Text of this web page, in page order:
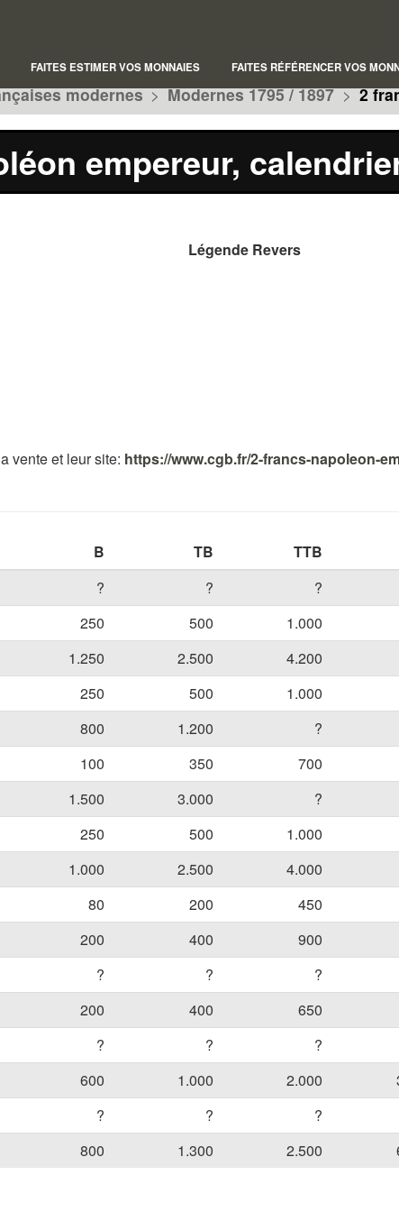
FAITES ESTIMER VOS MONNAIES FAITES RÉFÉRENCER VOS
modernes > Modernes 1795 / 1897 > 2
empereur,
Légende Revers
vente et leur site: https://www.cgb.fr/2-francs-napoleon-
B TB TTB
? ? ?
250 500 1.000
1.250 2.500 4.200
250 500 1.000
800 1.200 ?
100 350 700
1.500 3.000 ?
250 500 1.000
1.000 2.500 4.000
80 200 450
200 400 900
? ? ?
200 400 650
? ? ?
600 1.000 2.000
? ? ?
800 1.300 2.500